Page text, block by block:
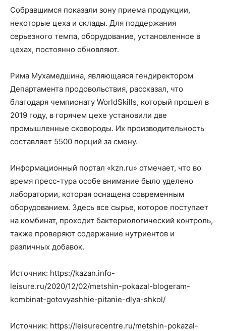
Собравшимся показали зону приема продукции,
некоторые цеха и склады. Для поддержания
серьезного темпа, оборудование, установленное в
цехах, постоянно обновляют.
Рима Мухамедшина, являющаяся гендиректором
Департамента продовольствия, рассказал, что
благодаря чемпионату WorldSkills, который прошел в
2019 году, в горячем цехе установили две
промышленные сковороды. Их производительность
составляет 5500 порций за смену.
Информационный портал «kzn.ru» отмечает, что во
время пресс-тура особе внимание было уделено
лаборатории, которая оснащена современным
оборудованием. Здесь все сырье, которое поступает
на комбинат, проходит бактериологический контроль,
также проверяют содержание нутриентов и
различных добавок.
Источник: https://kazan.info-
leisure.ru/2020/12/02/metshin-pokazal-blogeram-
kombinat-gotovyashhie-pitanie-dlya-shkol/
Источник: https://leisurecentre.ru/metshin-pokazal-